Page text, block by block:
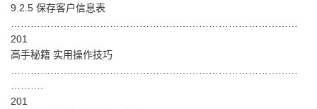
9.2.5 保存客户信息表
201
高手秘籍 实用操作技巧
201